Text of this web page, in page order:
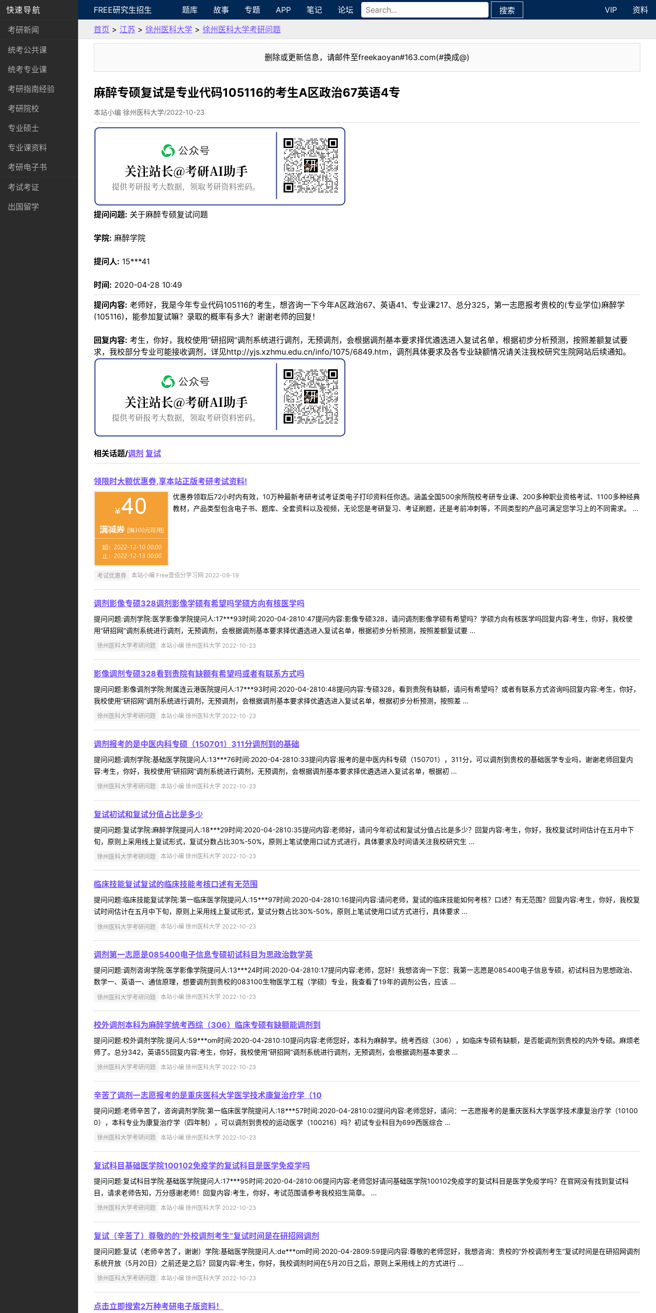
快速导航
考研新闻
统考公共课
统考专业课
考研指南经验
考研院校
专业硕士
专业课资料
考研电子书
考试考证
出国留学
FREE研究生招生 题库 故事 专题 APP 笔记 论坛 搜索 VIP
资料
首页 > 江苏 > 徐州医科大学 > 徐州医科大学考研问题
删除或更新信息，请邮件至freekaoyan#163.com(#换成@)
麻醉专硕复试是专业代码105116的考生A区政治67英语4专
本站小编 徐州医科大学/2022-10-23
提问问题: 关于麻醉专硕复试问题
学院: 麻醉学院
提问人: 15***41
时间: 2020-04-28 10:49
提问内容: 老师好，我是今年专业代码105116的考生，想咨询一下今年A区政治67、英语41、专业课217、总分325，第一志愿报考贵校的(专业学位)麻醉学
(105116)，能参加复试嘛？录取的概率有多大？谢谢老师的回复！
回复内容: 考生，你好，我校使用“研招网”调剂系统进行调剂，无预调剂，会根据调剂基本要求择优遴选进入复试名单，根据初步分析预测，按照差额复试要
求，我校部分专业可能接收调剂，详见http://yjs.xzhmu.edu.cn/info/1075/6849.htm，调剂具体要求及各专业缺额情况请关注我校研究生院网站后续通知。
相关话题/调剂 复试
领限时大额优惠券,享本站正版考研考试资料!
优惠券领取后72小时内有效，10万种最新考研考试考证类电子打印资料任你选。涵盖全国500余所院校考研专业课、200多种职业资格考试、1100多种经典
教材，产品类型包含电子书、题库、全套资料以及视频，无论您是考研复习、考证刷题，还是考前冲刺等，不同类型的产品可满足您学习上的不同需求。 ...
考试优惠券 本站小编 Free壹佰分学习网 2022-09-19
调剂影像专硕328调剂影像学硕有希望吗学硕方向有核医学吗
提问问题:调剂学院:医学影像学院提问人:17***93时间:2020-04-2810:47提问内容:影像专硕328，请问调剂影像学硕有希望吗？学硕方向有核医学吗回复内容:考生，你好，我校使
用“研招网”调剂系统进行调剂，无预调剂，会根据调剂基本要求择优遴选进入复试名单，根据初步分析预测，按照差额复试要 ...
徐州医科大学考研问题 本站小编 徐州医科大学 2022-10-23
影像调剂专硕328看到贵院有缺额有希望吗或者有联系方式吗
提问问题:影像调剂学院:附属连云港医院提问人:17***93时间:2020-04-2810:48提问内容:专硕328，看到贵院有缺额，请问有希望吗？或者有联系方式咨询吗回复内容:考生，你好，
我校使用“研招网”调剂系统进行调剂，无预调剂，会根据调剂基本要求择优遴选进入复试名单，根据初步分析预测，按照差 ...
徐州医科大学考研问题 本站小编 徐州医科大学 2022-10-23
调剂报考的是中医内科专硕（150701）311分调剂到的基础
提问问题:调剂学院:基础医学院提问人:13***76时间:2020-04-2810:33提问内容:报考的是中医内科专硕（150701），311分，可以调剂到贵校的基础医学专业吗，谢谢老师回复内
容:考生，你好，我校使用“研招网”调剂系统进行调剂，无预调剂，会根据调剂基本要求择优遴选进入复试名单，根据初 ...
徐州医科大学考研问题 本站小编 徐州医科大学 2022-10-23
复试初试和复试分值占比是多少
提问问题:复试学院:麻醉学院提问人:18***29时间:2020-04-2810:35提问内容:老师好，请问今年初试和复试分值占比是多少？回复内容:考生，你好，我校复试时间估计在五月中下
旬，原则上采用线上复试形式，复试分数占比30%-50%，原则上笔试使用口试方式进行，具体要求及时间请关注我校研究生 ...
徐州医科大学考研问题 本站小编 徐州医科大学 2022-10-23
临床技能复试复试的临床技能考核口述有无范围
提问问题:临床技能复试学院:第一临床医学院提问人:15***97时间:2020-04-2810:16提问内容:请问老师，复试的临床技能如何考核？口述？有无范围？回复内容:考生，你好，我校复
试时间估计在五月中下旬，原则上采用线上复试形式，复试分数占比30%-50%，原则上笔试使用口试方式进行，具体要求 ...
徐州医科大学考研问题 本站小编 徐州医科大学 2022-10-23
调剂第一志愿是085400电子信息专硕初试科目为思政治数学英
提问问题:调剂咨询学院:医学影像学院提问人:13***24时间:2020-04-2810:17提问内容:老师，您好！我想咨询一下您：我第一志愿是085400电子信息专硕，初试科目为思想政治、
数学一、英语一、通信原理，想要调剂到贵校的083100生物医学工程（学硕）专业，我查看了19年的调剂公告，应该 ...
徐州医科大学考研问题 本站小编 徐州医科大学 2022-10-23
校外调剂本科为麻醉学统考西综（306）临床专硕有缺额能调剂到
提问问题:校外调剂学院:提问人:59***om时间:2020-04-2810:10提问内容:老师您好，本科为麻醉学。统考西综（306），如临床专硕有缺额，是否能调剂到贵校的内外专硕。麻烦老
师了。总分342，英语55回复内容:考生，你好，我校使用“研招网”调剂系统进行调剂，无预调剂，会根据调剂基本要求 ...
徐州医科大学考研问题 本站小编 徐州医科大学 2022-10-23
辛苦了调剂一志愿报考的是重庆医科大学医学技术康复治疗学（10
提问问题:老师辛苦了，咨询调剂学院:第一临床医学院提问人:18***57时间:2020-04-2810:02提问内容:老师您好，请问：一志愿报考的是重庆医科大学医学技术康复治疗学（10100
0），本科专业为康复治疗学（四年制），可以调剂到贵校的运动医学（100216）吗？初试专业科目为699西医综合 ...
徐州医科大学考研问题 本站小编 徐州医科大学 2022-10-23
复试科目基础医学院100102免疫学的复试科目是医学免疫学吗
提问问题:复试科目学院:基础医学院提问人:17***95时间:2020-04-2810:06提问内容:老师您好请问基础医学院100102免疫学的复试科目是医学免疫学吗？在官网没有找到复试科
目，请求老师告知，万分感谢老师！回复内容:考生，你好，考试范围请参考我校招生简章。 ...
徐州医科大学考研问题 本站小编 徐州医科大学 2022-10-23
复试（辛苦了）尊敬的的“外校调剂考生”复试时间是在研招网调剂
提问问题:复试（老师辛苦了，谢谢）学院:基础医学院提问人:de***om时间:2020-04-2809:59提问内容:尊敬的老师您好，我想咨询：贵校的“外校调剂考生”复试时间是在研招网调剂
系统开放（5月20日）之前还是之后？回复内容:考生，你好，我校调剂时间在5月20日之后，原则上采用线上的方式进行 ...
徐州医科大学考研问题 本站小编 徐州医科大学 2022-10-23
点击立即搜索2万种考研电子版资料！